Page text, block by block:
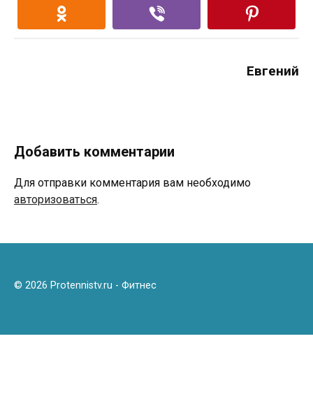
Евгений
Добавить комментарии
Для отправки комментария вам необходимо
авторизоваться.
© 2026 Protennistv.ru - Фитнес